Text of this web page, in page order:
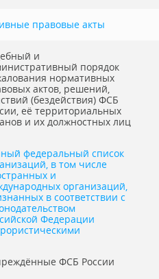
правовые акты
и
порядок
нормативных
актов, решений,
(бездействия) ФСБ
её территориальных
и их должностных лиц
федеральный список
в том числе
и
организаций,
в соответствии с
Федерации
ФСБ России